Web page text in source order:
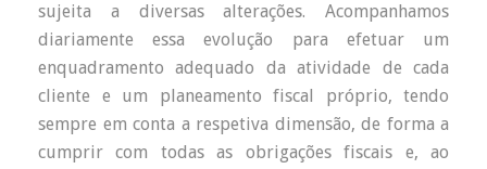
sujeita a diversas alterações. Acompanhamos
diariamente essa evolução para efetuar um
enquadramento adequado da atividade de cada
cliente e um planeamento fiscal próprio, tendo
sempre em conta a respetiva dimensão, de forma a
cumprir com todas as obrigações fiscais e, ao